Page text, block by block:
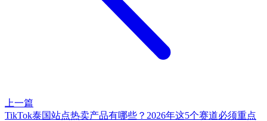
上一篇
TikTok泰国站点热卖产品有哪些？2026年这5个赛道必须重点